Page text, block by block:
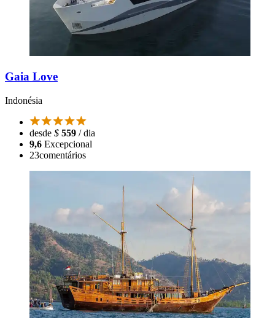
Gaia Love
Indonésia
desde $ 559 / dia
9,6 Excepcional
23comentários